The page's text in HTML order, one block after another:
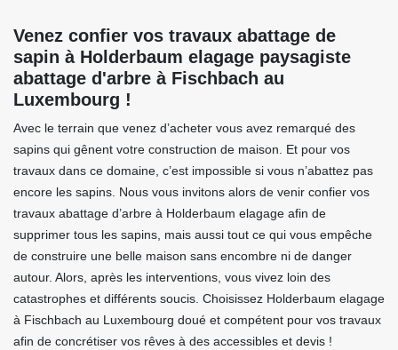
Venez confier vos travaux abattage de
sapin à Holderbaum elagage paysagiste
abattage d'arbre à Fischbach au
Luxembourg !
Avec le terrain que venez d’acheter vous avez remarqué des
sapins qui gênent votre construction de maison. Et pour vos
travaux dans ce domaine, c’est impossible si vous n’abattez pas
encore les sapins. Nous vous invitons alors de venir confier vos
travaux abattage d’arbre à Holderbaum elagage afin de
supprimer tous les sapins, mais aussi tout ce qui vous empêche
de construire une belle maison sans encombre ni de danger
autour. Alors, après les interventions, vous vivez loin des
catastrophes et différents soucis. Choisissez Holderbaum elagage
à Fischbach au Luxembourg doué et compétent pour vos travaux
afin de concrétiser vos rêves à des accessibles et devis !